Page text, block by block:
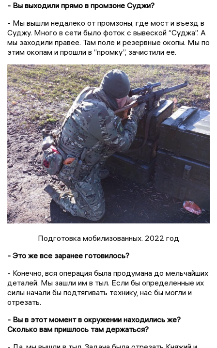
- Вы выходили прямо в промзоне Суджи?
- Мы вышли недалеко от промзоны, где мост и въезд в
Суджу. Много в сети было фоток с вывеской “Суджа”. А
мы заходили правее. Там поле и резервные окопы. Мы по
этим окопам и прошли в “промку”, зачистили ее.
Подготовка мобилизованных. 2022 год
- Это же все заранее готовилось?
- Конечно, вся операция была продумана до мельчайших
деталей. Мы зашли им в тыл. Если бы определенные их
силы начали бы подтягивать технику, нас бы могли и
отрезать.
- Вы в этот момент в окружении находились же?
Сколько вам пришлось там держаться?